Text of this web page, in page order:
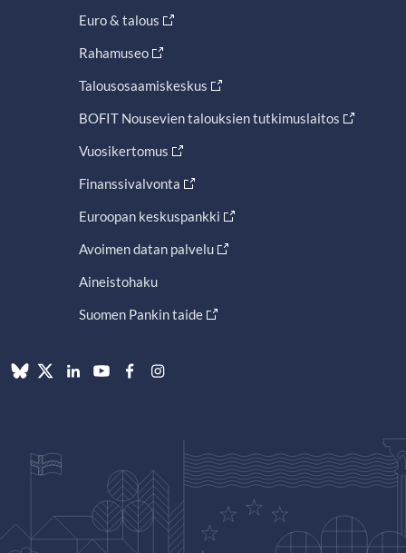
Euro & talous
Rahamuseo
Talousosaamiskeskus
BOFIT Nousevien talouksien tutkimuslaitos
Vuosikertomus
Finanssivalvonta
Euroopan keskuspankki
Avoimen datan palvelu
Aineistohaku
Suomen Pankin taide